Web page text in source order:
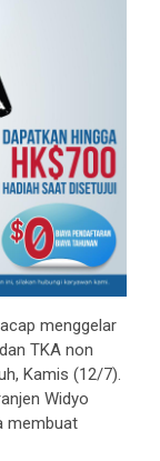
menggelar
TKA non
Kamis (12/7).
Widyo
membuat